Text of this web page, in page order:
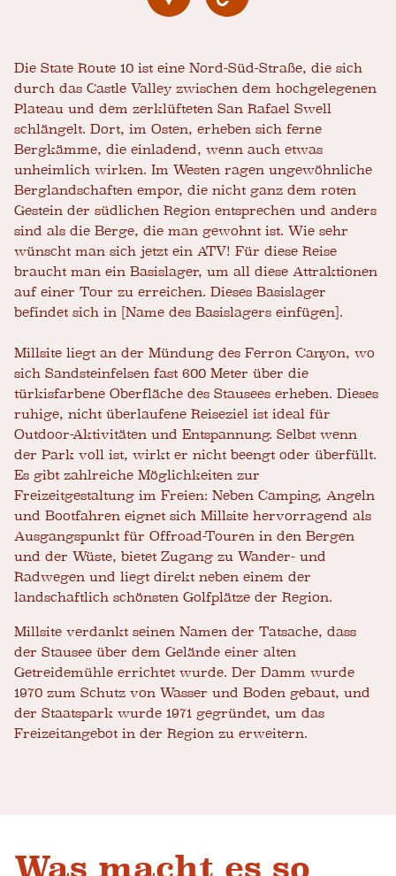
Die State Route 10 ist eine Nord-Süd-Straße, die sich
durch das Castle Valley zwischen dem hochgelegenen
Plateau und dem zerklüfteten San Rafael Swell
schlängelt. Dort, im Osten, erheben sich ferne
Bergkämme, die einladend, wenn auch etwas
unheimlich wirken. Im Westen ragen ungewöhnliche
Berglandschaften empor, die nicht ganz dem roten
Gestein der südlichen Region entsprechen und anders
sind als die Berge, die man gewohnt ist. Wie sehr
wünscht man sich jetzt ein ATV! Für diese Reise
braucht man ein Basislager, um all diese Attraktionen
auf einer Tour zu erreichen. Dieses Basislager
befindet sich in [Name des Basislagers einfügen].
Millsite liegt an der Mündung des Ferron Canyon, wo
sich Sandsteinfelsen fast 600 Meter über die
türkisfarbene Oberfläche des Stausees erheben. Dieses
ruhige, nicht überlaufene Reiseziel ist ideal für
Outdoor-Aktivitäten und Entspannung. Selbst wenn
der Park voll ist, wirkt er nicht beengt oder überfüllt.
Es gibt zahlreiche Möglichkeiten zur
Freizeitgestaltung im Freien: Neben Camping, Angeln
und Bootfahren eignet sich Millsite hervorragend als
Ausgangspunkt für Offroad-Touren in den Bergen
und der Wüste, bietet Zugang zu Wander- und
Radwegen und liegt direkt neben einem der
landschaftlich schönsten Golfplätze der Region.
Millsite verdankt seinen Namen der Tatsache, dass
der Stausee über dem Gelände einer alten
Getreidemühle errichtet wurde. Der Damm wurde
1970 zum Schutz von Wasser und Boden gebaut, und
der Staatspark wurde 1971 gegründet, um das
Freizeitangebot in der Region zu erweitern.
Was macht es so